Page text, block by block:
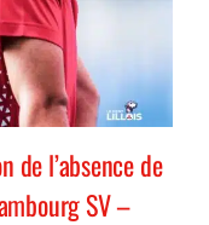
de l’absence de
SV –